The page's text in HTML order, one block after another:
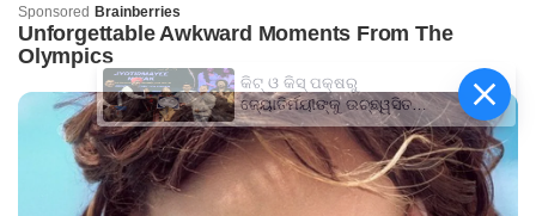
କିଟ୍‍ ଓ କିସ୍‍ ପକ୍ଷରୁ
ଜ୍ୟୋତିର୍ମୟୀଙ୍କୁ ଉଚ୍ଛ୍ୱସିତ
ସମ୍ବର୍ଦ୍ଧନା; ୫ଲକ୍ଷ ଟଙ୍କାର
ପ୍ରୋତ୍ସାହନ ରାଶି ପ୍ରଦାନ